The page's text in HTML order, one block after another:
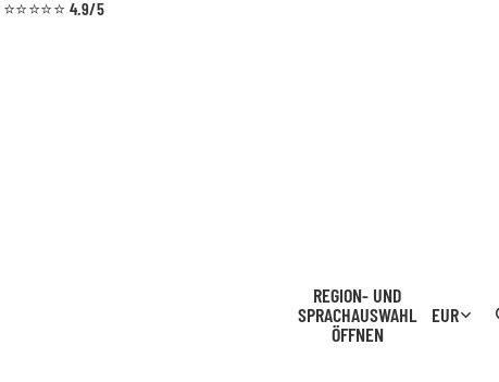
⭐⭐⭐⭐⭐ 4.9/5
REGION- UND
SPRACHAUSWAHL
ÖFFNEN
EUR